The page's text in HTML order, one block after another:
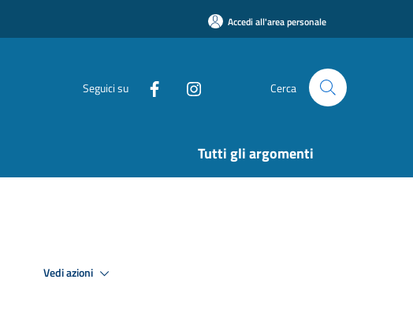
Accedi all'area personale
Seguici su Cerca
Tutti gli argomenti
Vedi azioni